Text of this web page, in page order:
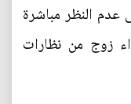
عدم النظر مباشرة
زوج من نظارات